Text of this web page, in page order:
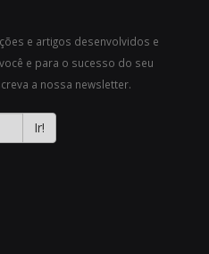
e artigos desenvolvidos e
e para o sucesso do seu
a nossa newsletter.
Ir!